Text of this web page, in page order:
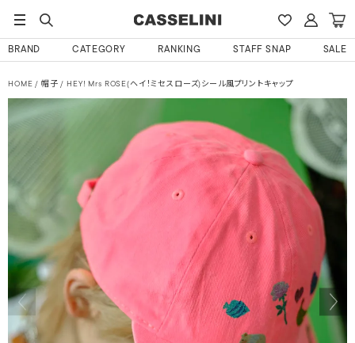
BRAND CATEGORY RANKING STAFF SNAP SALE
HOME 帽子 HEY! Mrs ROSE(ヘイ！ミセスローズ)シール風プリントキャップ